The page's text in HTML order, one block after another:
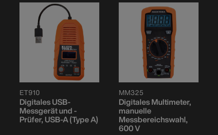
ET910
Digitales USB-
Messgerät und -
Prüfer, USB-A (Type A)
MM325
Digitales Multimeter,
manuelle
Messbereichswahl,
600 V